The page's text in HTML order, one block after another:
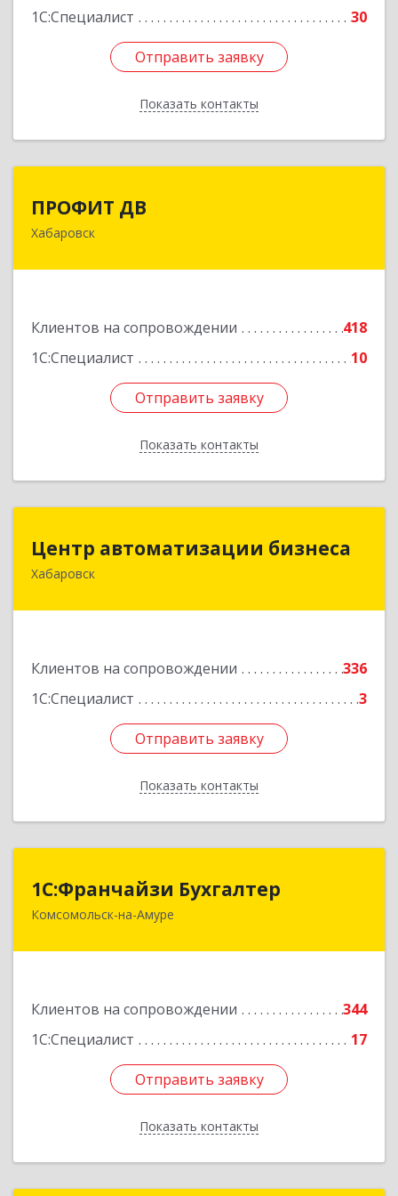
1С:Специалист 30
Отправить заявку
Показать контакты
Отправить заявку
Назад
ПРОФИТ ДВ
Хабаровск
Клиентов на сопровождении
418
1С:Специалист
10
Отправить заявку
Показать контакты
680000, Хабаровский край, Хабаровск г,
Отправить заявку
Назад
Центр автоматизации бизнеса
Хабаровск
Клиентов на сопровождении
336
1С:Специалист
3
Отправить заявку
Показать контакты
Центр автоматизации бизнеса
680030, Хабаровский край, Хабаровск г, Ленина
Отправить заявку
Назад
1С:Франчайзи Бухгалтер
Комсомольск-на-Амуре
Клиентов на сопровождении
344
1С:Специалист
17
Отправить заявку
Показать контакты
1С:Франчайзи Бухгалтер
681000, Хабаровский край, Комсомольск-на-
Подробнее
Отправить заявку
Назад